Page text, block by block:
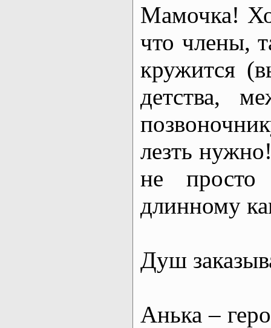
Мамочка!
что члены,
кружится
детства,
лезть
не
длинному
Душ
Анька –